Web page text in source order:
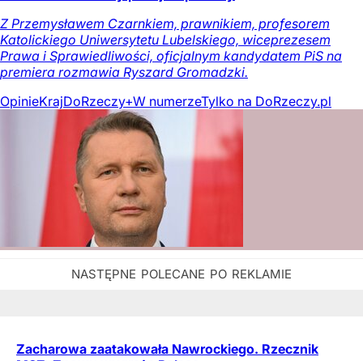
Z Przemysławem Czarnkiem, prawnikiem, profesorem
Katolickiego Uniwersytetu Lubelskiego, wiceprezesem
Prawa i Sprawiedliwości, oficjalnym kandydatem PiS na
premiera rozmawia Ryszard Gromadzki.
OpinieKrajDoRzeczy+W numerzeTylko na DoRzeczy.pl
Zacharowa zaatakowała Nawrockiego. Rzecznik